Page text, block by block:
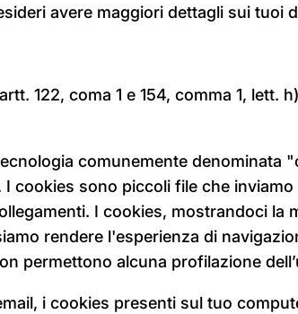
avere maggiori dettagli sui tuoi
122, coma 1 e 154, comma 1, lett.
comunemente
cookies sono piccoli file che
I cookies, mostrandoci la
rendere l'esperienza di
permettono alcuna profilazione
i cookies presenti sul tuo